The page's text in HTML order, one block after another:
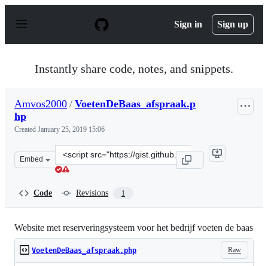
p
Sign in Sign up
Instantly share code, notes, and snippets.
Amvos2000 / VoetenDeBaas_afspraak.p
hp
Created January 25, 2019 15:06
Embed
Clone
this
Code Revisions 1
Website met reserveringsysteem voor het bedrijf voeten de baas
Raw
VoetenDeBaas_afspraak.php